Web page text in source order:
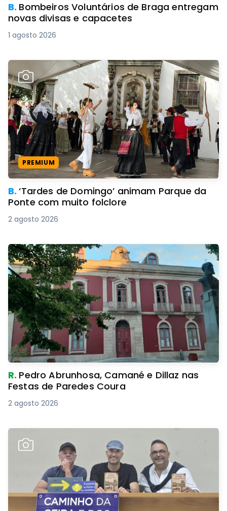
B. Bombeiros Voluntários de Braga entregam
novas divisas e capacetes
1 agosto 2026
PREMIUM
B.‘Tardes de Domingo’ animam Parque da
Ponte com muito folclore
2 agosto 2026
R. Pedro Abrunhosa, Camané e Dillaz nas
Festas de Paredes Coura
2 agosto 2026